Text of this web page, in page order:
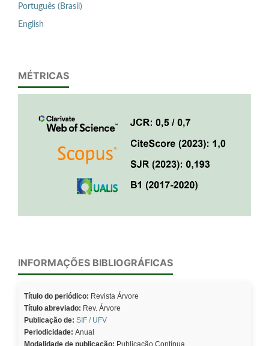
Português (Brasil)
English
MÉTRICAS
INFORMAÇÕES BIBLIOGRÁFICAS
Título do periódico: Revista Árvore
Título abreviado: Rev. Árvore
Publicação de: SIF / UFV
Periodicidade: Anual
Modalidade de publicação: Publicação Contínua